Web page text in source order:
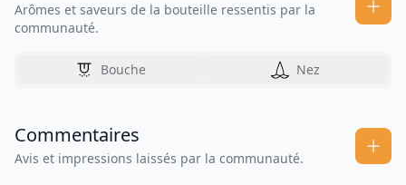
Arômes et saveurs de la bouteille ressentis par la
communauté.
Bouche Nez
Commentaires
Avis et impressions laissés par la communauté.